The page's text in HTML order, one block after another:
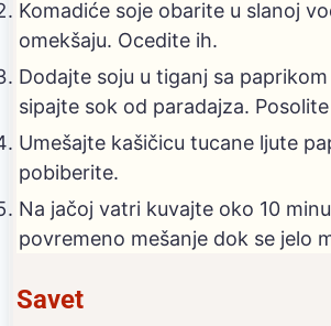
Komadiće soje obarite u slanoj
omekšaju. Ocedite ih.
Dodajte soju u tiganj sa
sipajte sok od paradajza.
Umešajte kašičicu tucane ljute
pobiberite.
Na jačoj vatri kuvajte oko 10
povremeno mešanje dok se jelo
Savet